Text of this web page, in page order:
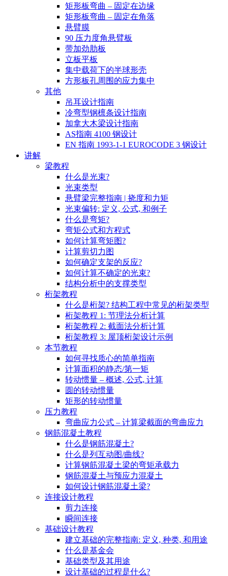
矩形板弯曲 – 固定在边缘
矩形板弯曲 – 固定在角落
悬臂膜
90 压力度角悬臂板
带加劲肋板
立板平板
集中载荷下的半球形壳
方形板孔周围的应力集中
其他
吊耳设计指南
冷弯型钢檩条设计指南
加拿大木梁设计指南
AS指南 4100 钢设计
EN 指南 1993-1-1 EUROCODE 3 钢设计
讲解
梁教程
什么是光束?
光束类型
悬臂梁完整指南 | 挠度和力矩
光束偏转: 定义, 公式, 和例子
什么是弯矩?
弯矩公式和方程式
如何计算弯矩图?
计算剪切力图
如何确定支架的反应?
如何计算不确定的光束?
结构分析中的支撑类型
桁架教程
什么是桁架? 结构工程中常见的桁架类型
桁架教程 1: 节理法分析计算
桁架教程 2: 截面法分析计算
桁架教程 3: 屋顶桁架设计示例
本节教程
如何寻找质心的简单指南
计算面积的静态/第一矩
转动惯量 – 概述, 公式, 计算
圆的转动惯量
矩形的转动惯量
压力教程
弯曲应力公式 – 计算梁截面的弯曲应力
钢筋混凝土教程
什么是钢筋混凝土?
什么是列互动图/曲线?
计算钢筋混凝土梁的弯矩承载力
钢筋混凝土与预应力混凝土
如何设计钢筋混凝土梁?
连接设计教程
剪力连接
瞬间连接
基础设计教程
建立基础的完整指南: 定义, 种类, 和用途
什么是基金会
基础类型及其用途
设计基础的过程是什么?